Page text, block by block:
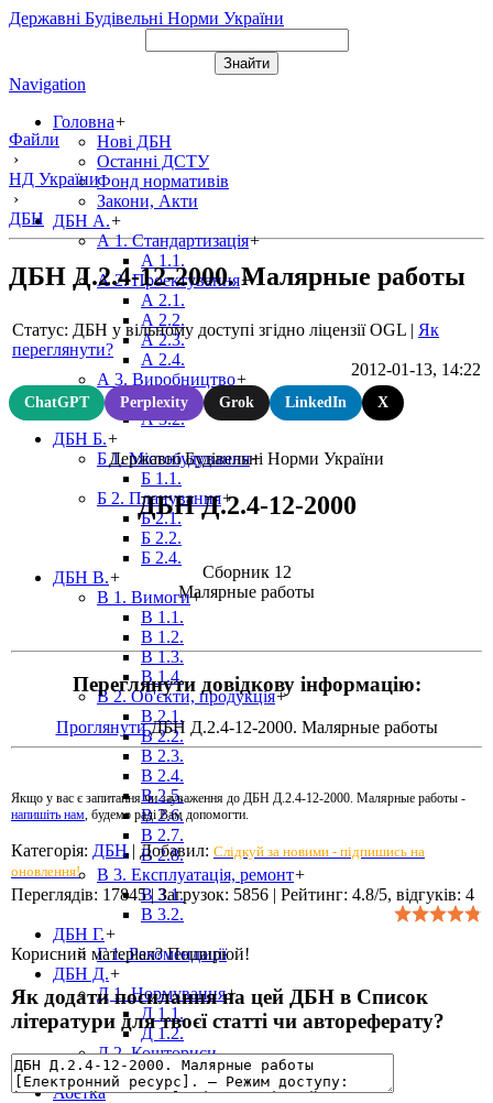
Державні Будівельні Норми України
Navigation
Головна+
Нові ДБН
Останні ДСТУ
Фонд нормативів
Закони, Акти
ДБН А.+
А 1. Стандартизація+
А 1.1.
А 2. Проектування+
А 2.1.
А 2.2.
А 2.3.
А 2.4.
А 3. Виробництво+
А 3.1.
А 3.2.
ДБН Б.+
Б 1. Містобудування+
Б 1.1.
Б 2. Планування+
Б 2.1.
Б 2.2.
Б 2.4.
ДБН В.+
В 1. Вимоги+
В 1.1.
В 1.2.
В 1.3.
В 1.4.
В 2. Об'єкти, продукція+
В 2.1.
В 2.2.
В 2.3.
В 2.4.
В 2.5.
В 2.6.
В 2.7.
В 2.8.
В 3. Експлуатація, ремонт+
В 3.1.
В 3.2.
ДБН Г.+
Г 1. Рекомендації
ДБН Д.+
Д 1. Нормування+
Д 1.1.
Д 1.2.
Д 2. Кошториси
Статті
Абетка
Файли
›
НД України
›
ДБН
ДБН Д.2.4-12-2000. Малярные работы
Статус: ДБН у вільному доступі згідно ліцензії OGL | Як
переглянути?
2012-01-13, 14:22
ChatGPT Perplexity Grok LinkedIn X
Державні Будівельні Норми України
ДБН Д.2.4-12-2000
Сборник 12
Малярные работы
Переглянути довідкову інформацію:
ПроглянутиДБН Д.2.4-12-2000. Малярные работы
Якщо у вас є запитання чи зауваження до ДБН Д.2.4-12-2000. Малярные работы -
напишіть нам, будемо раді Вам допомогти.
Категорія: ДБН| Добавил: Слідкуй за новими - підпишись на
оновлення!
Переглядів: 17845|Загрузок: 5856 | Рейтинг: 4.8/5, відгуків: 4
Корисний матеріал? Поширюй!
Як додати посилання на цей ДБН в Список
літератури для твоєї статті чи автореферату?